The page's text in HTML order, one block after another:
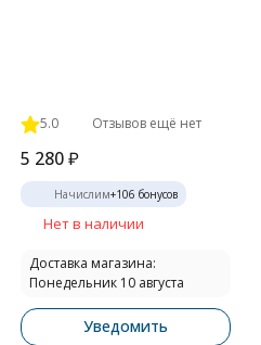
5.0 Отзывов ещё нет
5 280₽
Начислим+106 бонусов
Нет в наличии
Доставка магазина:
Понедельник 10 августа
Уведомить